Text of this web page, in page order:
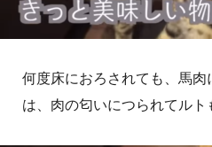
何度床におろされても、馬肉
は、肉の匂いにつられてルト